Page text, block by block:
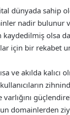
dünyada sahip
nadir bulunur
olsa da,
için bir rekabet
ve akılda kalıcı
domainlerden